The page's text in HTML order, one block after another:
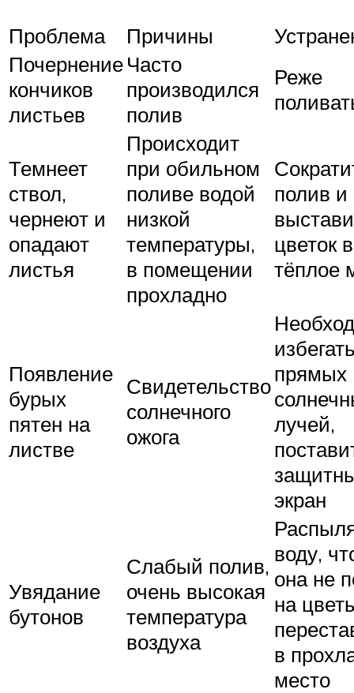
Проблема
Причины
Почернение
кончиков
листьев
Часто
производился
полив
Реже
Темнеет
ствол,
чернеют и
опадают
листья
Происходит
при обильном
поливе водой
низкой
температуры,
в помещении
прохладно
полив и
цветок в
тёплое
Появление
бурых
пятен на
листве
Свидетельство
солнечного
ожога
прямых
лучей,
экран
Увядание
бутонов
Слабый полив,
очень высокая
температура
воздуха
воду,
она не
на
в
место